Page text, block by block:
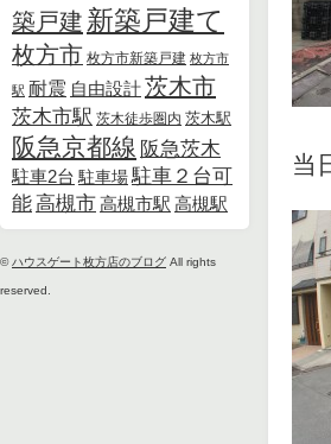
築戸建 新築戸建て
枚方市 枚方市新築戸建 枚方市
駅 耐震 自由設計茨木市
茨木市駅 茨木徒歩圏内 茨木駅
阪急京都線 阪急茨木
駐車2台 駐車場駐車２台可
能高槻市高槻市駅 高槻駅
©ハウスゲート枚方店のブログ All rights
reserved.
当